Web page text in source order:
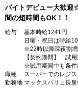
アルバイト パート
バイトデビュー大歓迎
間の短時間もOK！！
給与
基本時給1241円
日曜・祝日は時給
※22時以降深夜割
【契約期間】 試
※試用期間中も条件
職種
スーパーでのレジ
勤務地 マックスバリュ長